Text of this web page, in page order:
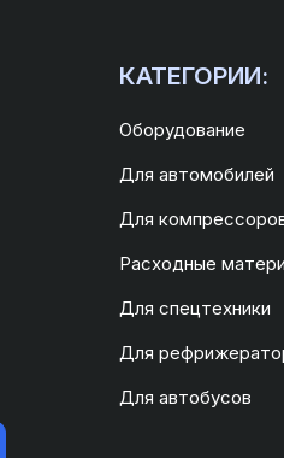
КАТЕГОРИИ:
Оборудование
Для автомобилей
Для
Расходные
Для спецтехники
Для
Для автобусов